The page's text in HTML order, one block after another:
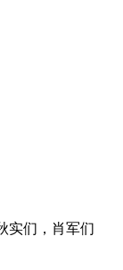
实们，肖军们